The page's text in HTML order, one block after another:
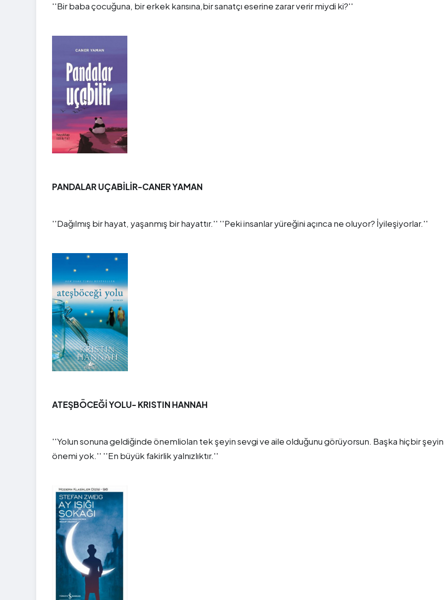
''Bir baba çocuğuna, bir erkek karısına,bir sanatçı eserine zarar verir miydi ki?''
PANDALAR UÇABİLİR-CANER YAMAN
''Dağılmış bir hayat, yaşanmış bir hayattır.'' ''Peki insanlar yüreğini açınca ne oluyor? İyileşiyorlar.''
ATEŞBÖCEĞİ YOLU- KRISTIN HANNAH
''Yolun sonuna geldiğinde önemliolan tek şeyin sevgi ve aile olduğunu görüyorsun. Başka hiçbir şeyin
önemi yok.'' ''En büyük fakirlik yalnızlıktır.''